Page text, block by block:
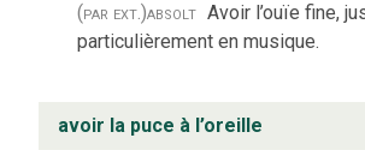
(par ext.)absolt Avoir l’ouïe fine,
particulièrement en musique.
avoir la puce à l’oreille